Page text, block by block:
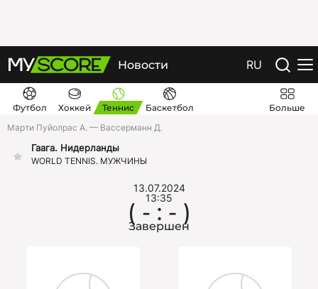
Новости RU
Футбол Хоккей Теннис Баскетбол
Больше
Марти Пуйолрас А. — Вассерманн Д.
WORLD TENNIS. МУЖЧИНЫ
Гаага. Нидерланды
13.07.2024
13:35
( - : - )
Завершен